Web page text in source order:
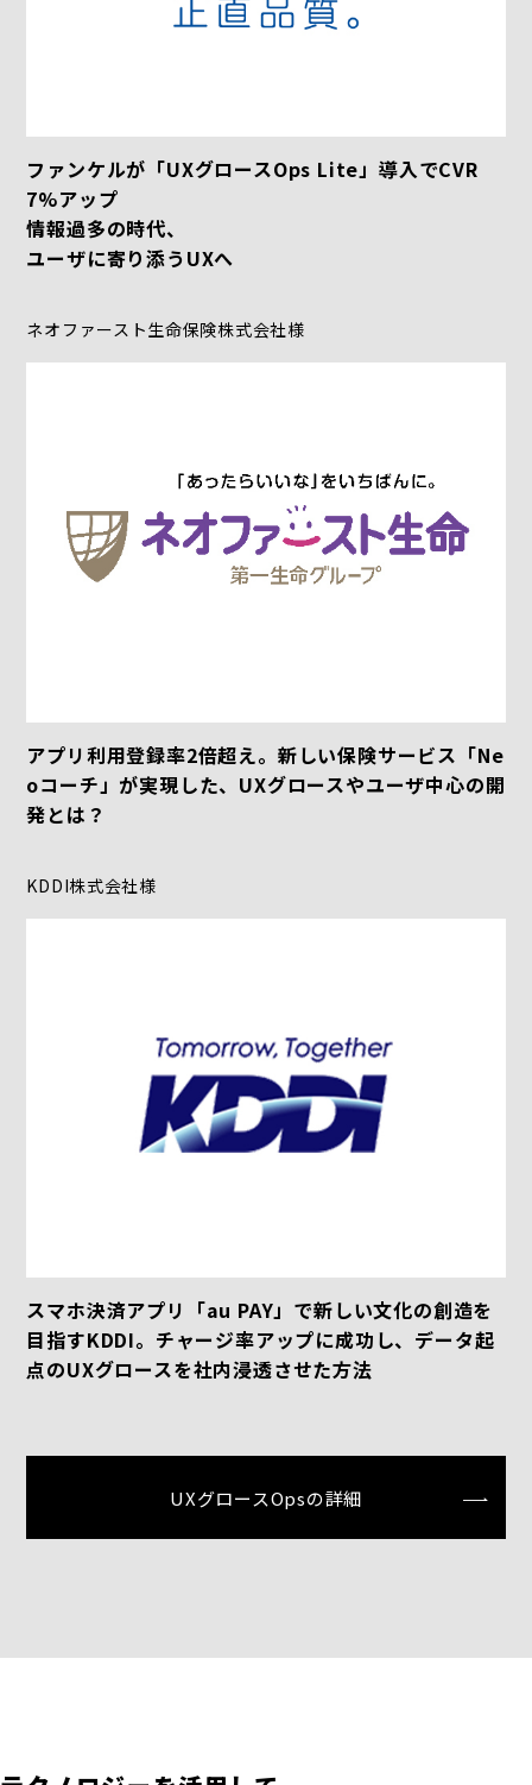
ファンケルが「UXグロースOps Lite」導入でCVR
7%アップ
情報過多の時代、
ユーザに寄り添うUXへ
ネオファースト生命保険株式会社様
アプリ利用登録率2倍超え。新しい保険サービス「Ne
oコーチ」が実現した、UXグロースやユーザ中心の開
発とは？
KDDI株式会社様
スマホ決済アプリ「au PAY」で新しい文化の創造を
目指すKDDI。チャージ率アップに成功し、データ起
点のUXグロースを社内浸透させた方法
UXグロースOpsの詳細